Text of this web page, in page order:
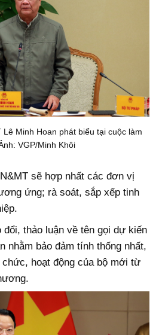
Minh Hoan phát biểu tại cuộc làm
VGP/Minh Khôi
sẽ hợp nhất các đơn vị
ứng; rà soát, sắp xếp tinh
đổi, thảo luận về tên gọi dự kiến
nhằm bảo đảm tính thống nhất,
hoạt động của bộ mới từ